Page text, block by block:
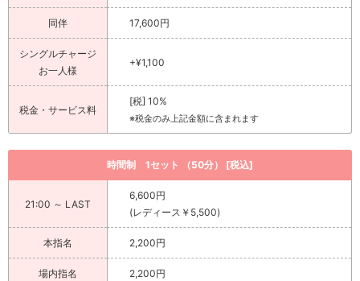
同伴 17,600円
シングルチャージ
お一人様
+¥1,100
税金・サービス料
[税] 10%
※税金のみ上記金額に含まれます
時間制 1セット （50分） [税込]
21:00 ～ LAST
6,600円
(レディース￥5,500)
本指名 2,200円
場内指名 2,200円